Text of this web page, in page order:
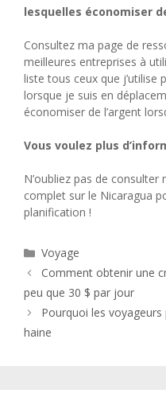
lesquelles économiser
Consultez ma page de
meilleures entreprises à
liste tous ceux que j’utilise
lorsque je suis en
économiser de l’argent
Vous voulez plus
N’oubliez pas de
complet sur le Nicaragua
planification !
Catégories
Voyage
Comment obtenir une
peu que 30 $ par jour
Pourquoi les
haine